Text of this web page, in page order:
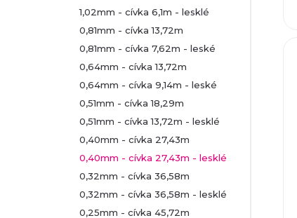
1,02mm - cívka 6,1m - lesklé
0,81mm - cívka 13,72m
0,81mm - cívka 7,62m - leské
0,64mm - cívka 13,72m
0,64mm - cívka 9,14m - leské
0,51mm - cívka 18,29m
0,51mm - cívka 13,72m - lesklé
0,40mm - cívka 27,43m
0,40mm - cívka 27,43m - lesklé
0,32mm - cívka 36,58m
0,32mm - cívka 36,58m - lesklé
0,25mm - cívka 45,72m